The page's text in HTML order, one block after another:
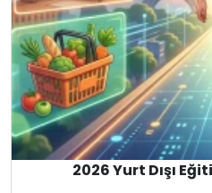
Malta
İngiltere
Amerika
Kanada
2026 Yurt Dışı